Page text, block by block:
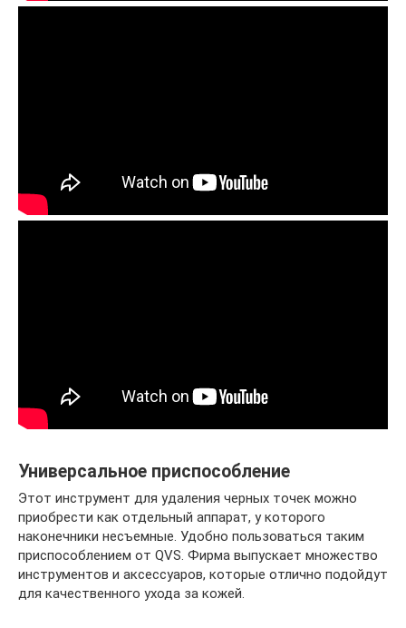
Универсальное приспособление
Этот инструмент для удаления черных точек можно
приобрести как отдельный аппарат, у которого
наконечники несъемные. Удобно пользоваться таким
приспособлением от QVS. Фирма выпускает множество
инструментов и аксессуаров, которые отлично подойдут
для качественного ухода за кожей.